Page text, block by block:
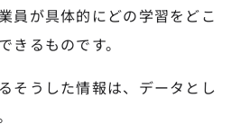
員が具体的にどの学習をどこ
きるものです。
そうした情報は、データとし